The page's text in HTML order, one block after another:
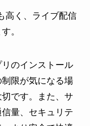
高く、ライブ配信
。
のインストール
限が気になる場
です。また、サ
量、セキュリテ